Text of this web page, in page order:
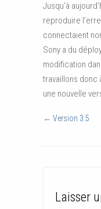
Jusqu’à
reproduire
connectaient
Sony a du
modification
travaillons donc
une nouvelle
← Version 3.5
Laisser